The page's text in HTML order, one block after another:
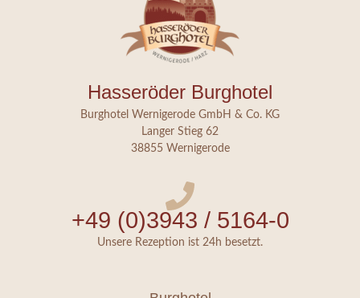
Hasseröder Burghotel
Burghotel Wernigerode GmbH & Co. KG
Langer Stieg 62
38855 Wernigerode
+49 (0)3943 / 5164-0
Unsere Rezeption ist 24h besetzt.